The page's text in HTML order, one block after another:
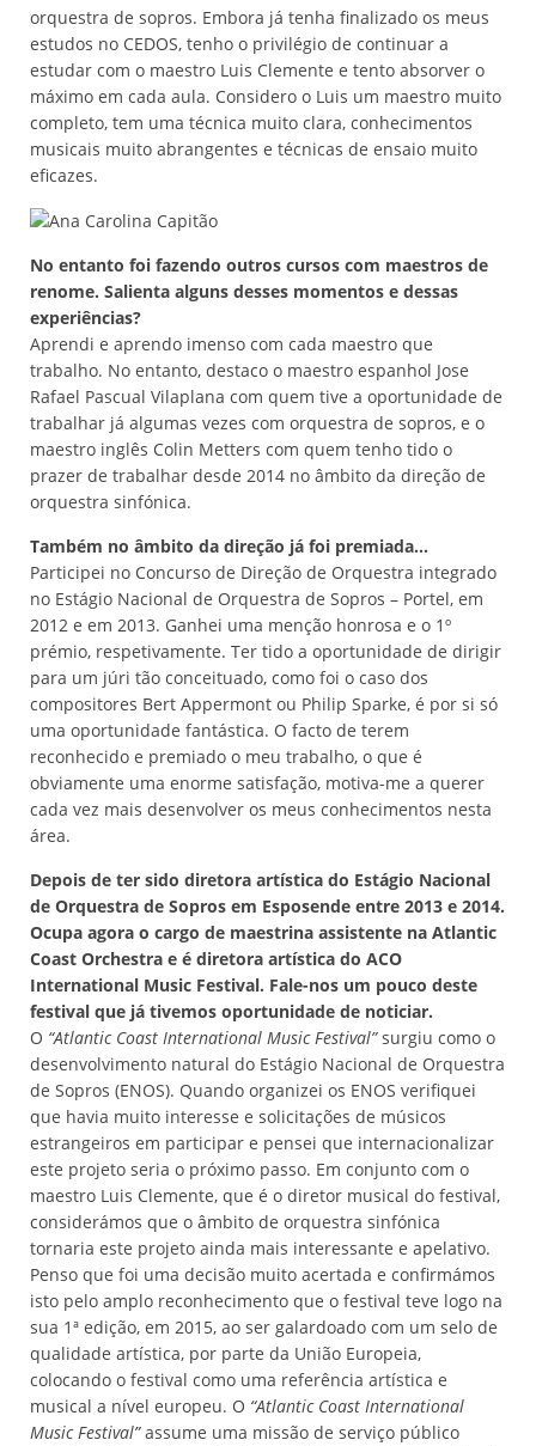
orquestra de sopros. Embora já tenha finalizado os meus
estudos no CEDOS, tenho o privilégio de continuar a
estudar com o maestro Luis Clemente e tento absorver o
máximo em cada aula. Considero o Luis um maestro muito
completo, tem uma técnica muito clara, conhecimentos
musicais muito abrangentes e técnicas de ensaio muito
eficazes.
No entanto foi fazendo outros cursos com maestros de
renome. Salienta alguns desses momentos e dessas
experiências?
Aprendi e aprendo imenso com cada maestro que
trabalho. No entanto, destaco o maestro espanhol Jose
Rafael Pascual Vilaplana com quem tive a oportunidade de
trabalhar já algumas vezes com orquestra de sopros, e o
maestro inglês Colin Metters com quem tenho tido o
prazer de trabalhar desde 2014 no âmbito da direção de
orquestra sinfónica.
Também no âmbito da direção já foi premiada...
Participei no Concurso de Direção de Orquestra integrado
no Estágio Nacional de Orquestra de Sopros – Portel, em
2012 e em 2013. Ganhei uma menção honrosa e o 1º
prémio, respetivamente. Ter tido a oportunidade de dirigir
para um júri tão conceituado, como foi o caso dos
compositores Bert Appermont ou Philip Sparke, é por si só
uma oportunidade fantástica. O facto de terem
reconhecido e premiado o meu trabalho, o que é
obviamente uma enorme satisfação, motiva-me a querer
cada vez mais desenvolver os meus conhecimentos nesta
área.
Depois de ter sido diretora artística do Estágio Nacional
de Orquestra de Sopros em Esposende entre 2013 e 2014.
Ocupa agora o cargo de maestrina assistente na Atlantic
Coast Orchestra e é diretora artística do ACO
International Music Festival. Fale-nos um pouco deste
festival que já tivemos oportunidade de noticiar.
O “Atlantic Coast International Music Festival”surgiu como o
desenvolvimento natural do Estágio Nacional de Orquestra
de Sopros (ENOS). Quando organizei os ENOS verifiquei
que havia muito interesse e solicitações de músicos
estrangeiros em participar e pensei que internacionalizar
este projeto seria o próximo passo. Em conjunto com o
maestro Luis Clemente, que é o diretor musical do festival,
considerámos que o âmbito de orquestra sinfónica
tornaria este projeto ainda mais interessante e apelativo.
Penso que foi uma decisão muito acertada e confirmámos
isto pelo amplo reconhecimento que o festival teve logo na
sua 1ª edição, em 2015, ao ser galardoado com um selo de
qualidade artística, por parte da União Europeia,
colocando o festival como uma referência artística e
musical a nível europeu. O “Atlantic Coast International
Music Festival”assume uma missão de serviço público